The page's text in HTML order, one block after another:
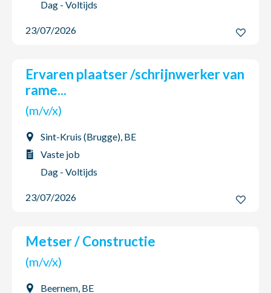
Dag - Voltijds
23/07/2026
Ervaren plaatser /schrijnwerker van
rame...
(m/v/x)
Sint-Kruis (Brugge), BE
Vaste job
Dag - Voltijds
23/07/2026
Metser / Constructie
(m/v/x)
Beernem, BE